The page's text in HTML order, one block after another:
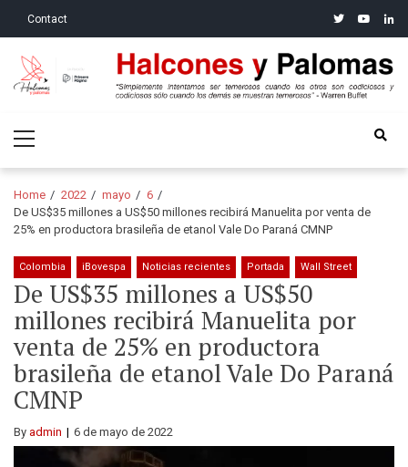
Contact twitteryoutube
Halcones y Palomas
Menu
Home 2022 mayo
6
De US$35 millones a US$50 millones recibirá Manuelita por venta de
25% en productora brasileña de etanol Vale Do Paraná CMNP
Colombia iBovespa Noticias recientes Portada Wall Street
De US$35 millones a US$50
millones recibirá Manuelita por
venta de 25% en productora
brasileña de etanol Vale Do Paraná
CMNP
By admin 6 de mayo de 2022